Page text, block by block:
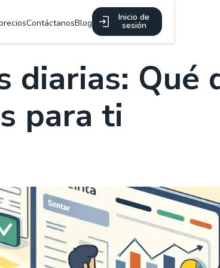
ContáctanosBlog
Inicio de
sesión
diarias: Qué
para ti